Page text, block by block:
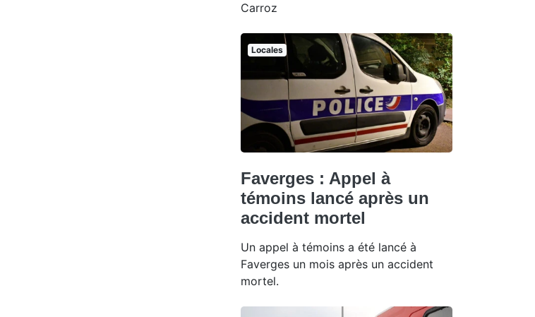
Carroz
Locales
Faverges : Appel à
témoins lancé après un
accident mortel
Un appel à témoins a été lancé à
Faverges un mois après un accident
mortel.